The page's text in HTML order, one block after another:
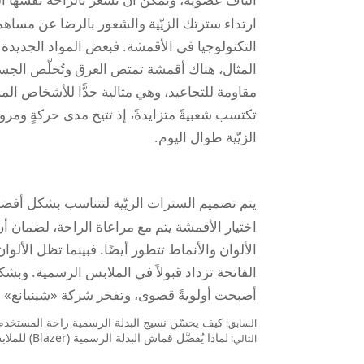
ارتداء سترتك الزيّية والشعور بالرضا عن
التكنولوجيا في الأقمشة. فبعض المواد
المثال، هناك أقمشة تمتص العرق وتُخلّص
مقاومة للتجاعيد، وهي مثالية جدًّا للأشخاص
تكتسب شعبيةً متزايدةً، إذ تتيح مدى حركةٍ
الزيّية طوال اليوم.
يتم تصميم السترات الزيّية لتتناسب بشكل
اختيار الأقمشة يتم مع مراعاة الراحة، لضمان
الألوان والأنماط تتطور أيضًا. فبينما تظل
الفاتحة تزداد قبولاً في الملابس الرسمية.
أصبحت أولويةً قصوى، وتفخر شركة
السابق: كيف يحسّن نسيج البدلة الرسمية راحة المستخدم
التالي: لماذا يُفضَّل قماش البدلة الرسمية (Blazer) للملابس المخصصة والمهنية